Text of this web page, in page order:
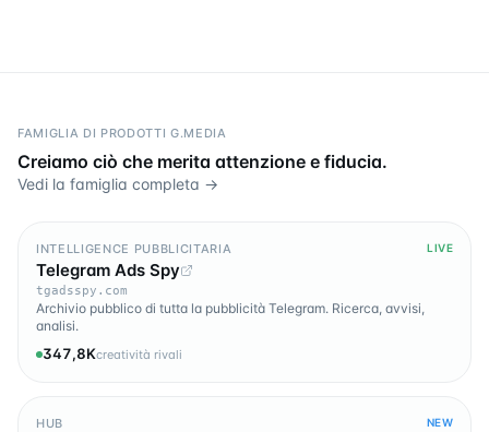
FAMIGLIA DI PRODOTTI G.MEDIA
Creiamo ciò che merita attenzione e fiducia.
Vedi la famiglia completa →
INTELLIGENCE PUBBLICITARIA LIVE
Telegram Ads Spy
tgadsspy.com
Archivio pubblico di tutta la pubblicità Telegram. Ricerca, avvisi,
analisi.
347,8Kcreatività rivali
HUB NEW